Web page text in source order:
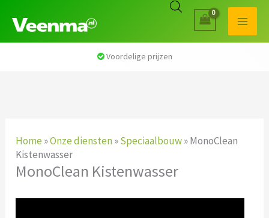
Home »Onze diensten»Speciaalbouw»MonoClean
Kistenwasser
MonoClean Kistenwasser
Voordelige prijzen